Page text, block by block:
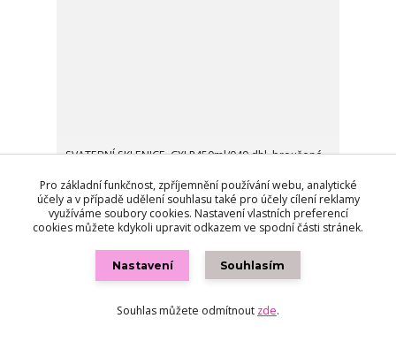
SVATEBNÍ SKLENICE, CXLR450ml/049.dhl, broušené
1 434,0 Kč/ pár Skladem 3 pár
ANO TO CHCI
Pro základní funkčnost, zpříjemnění používání webu, analytické
účely a v případě udělení souhlasu také pro účely cílení reklamy
využíváme soubory cookies. Nastavení vlastních preferencí
cookies můžete kdykoli upravit odkazem ve spodní části stránek.
Nastavení Souhlasím
Souhlas můžete odmítnout zde.